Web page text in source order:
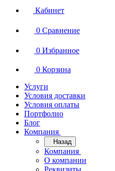
Кабинет
0 Сравнение
0 Избранное
0 Корзина
Услуги
Условия доставки
Условия оплаты
Портфолио
Блог
Компания
Назад
Компания
О компании
Реквизиты